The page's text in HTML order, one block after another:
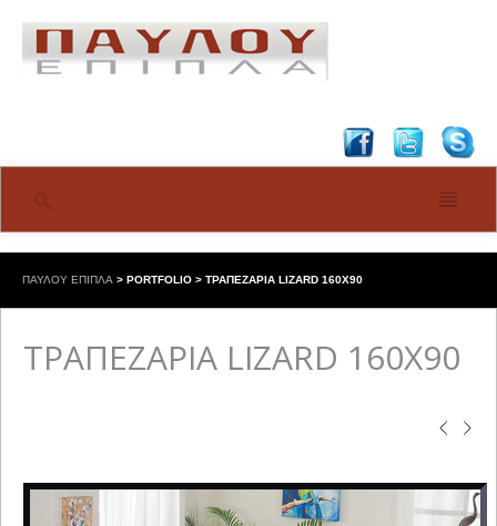
ΠΑΥΛΟΥ ΕΠΙΠΛΑ > PORTFOLIO > ΤΡΑΠΕΖΑΡΙΑ LIZARD 160X90
ΤΡΑΠΕΖΑΡΙΑ LIZARD 160X90